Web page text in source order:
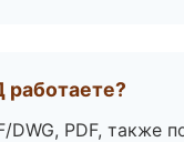
DWG, PDF, также